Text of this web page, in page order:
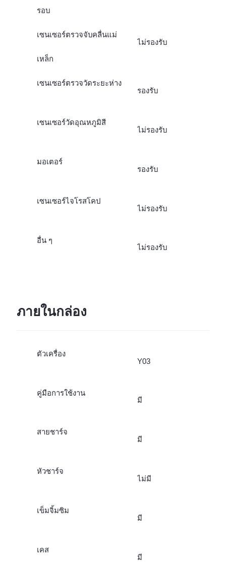
รอบ
เซนเซอร์ตรวจจับคลื่นแม่
เหล็ก
ไม่รองรับ
เซนเซอร์ตรวจวัดระยะห่าง
รองรับ
เซนเซอร์วัดอุณหภูมิสี
ไม่รองรับ
มอเตอร์
รองรับ
เซนเซอร์ไจโรสโคป
ไม่รองรับ
อื่น ๆ
ไม่รองรับ
ภายในกล่อง
ตัวเครื่อง
Y03
คู่มือการใช้งาน
มี
สายชาร์จ
มี
หัวชาร์จ
ไม่มี
เข็มจิ้มซิม
มี
เคส
มี